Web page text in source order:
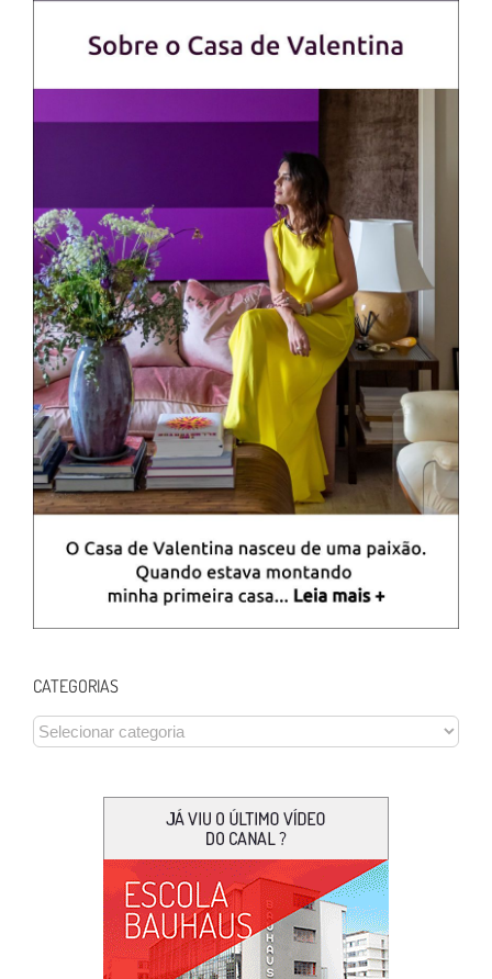
CATEGORIAS
CATEGORIAS